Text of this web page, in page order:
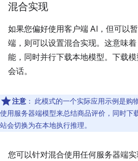
混合实现
如果您偏好使用客户端 AI，但可以
端，则可以设置混合实现。这意味
能，同时并行下载本地模型。下载
会话。
注意 ： 此模式的一个实际应用示例是购
使用服务器端模型来总结商品评价，同时下
站会切换为在本地执行推理。
您可以针对混合使用任何服务器端